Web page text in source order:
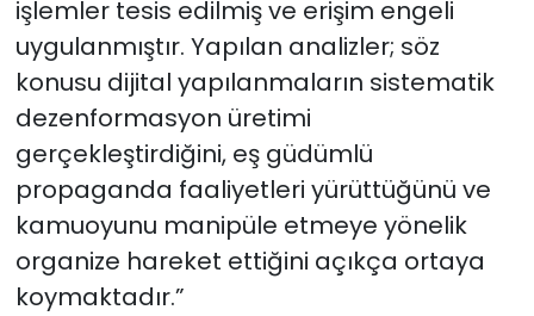
işlemler tesis edilmiş ve erişim engeli
uygulanmıştır. Yapılan analizler; söz
konusu dijital yapılanmaların sistematik
dezenformasyon üretimi
gerçekleştirdiğini, eş güdümlü
propaganda faaliyetleri yürüttüğünü ve
kamuoyunu manipüle etmeye yönelik
organize hareket ettiğini açıkça ortaya
koymaktadır.”